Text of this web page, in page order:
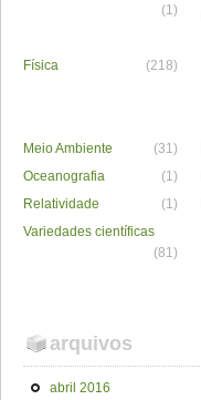
(1)
Física (218)
Meio Ambiente (31)
Oceanografia
(1)
Relatividade
(1)
Variedades científicas
(81)
arquivos
abril 2016